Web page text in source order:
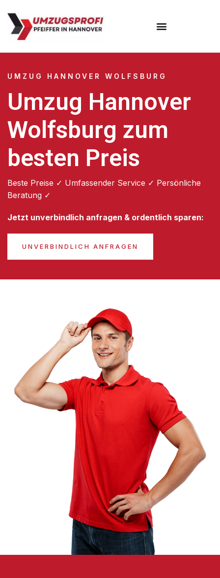
UMZUG HANNOVER WOLFSBURG
Umzug Hannover
Wolfsburg zum
besten Preis
Beste Preise ✓ Umfassender Service ✓ Persönliche
Beratung ✓
Jetzt unverbindlich anfragen & ordentlich sparen:
UNVERBINDLICH ANFRAGEN